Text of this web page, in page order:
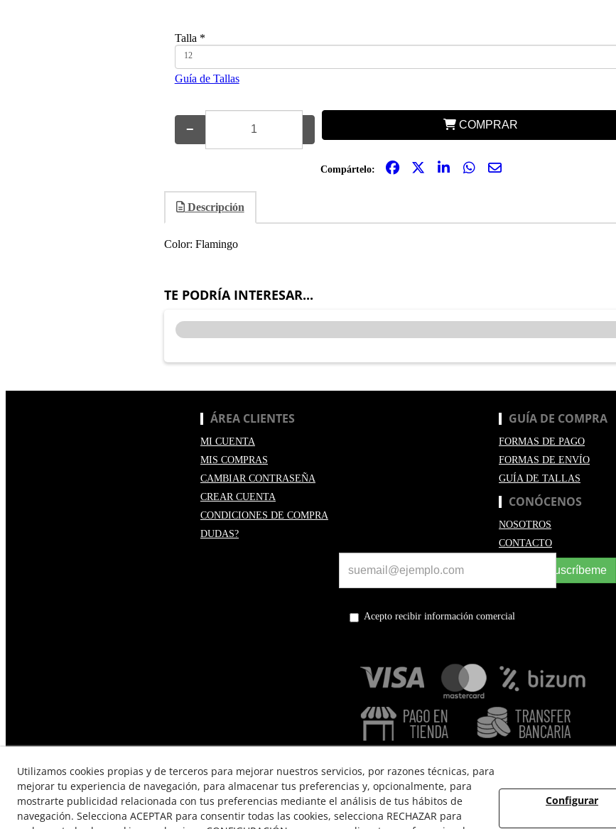
Talla *
12
Guía de Tallas
− COMPRAR
Compártelo:
Descripción
Color: Flamingo
TE PODRÍA INTERESAR...
ÁREA CLIENTES
MI CUENTA
MIS COMPRAS
CAMBIAR CONTRASEÑA
CREAR CUENTA
CONDICIONES DE COMPRA
DUDAS?
GUÍA DE COMPRA
FORMAS DE PAGO
FORMAS DE ENVÍO
GUÍA DE TALLAS
CONÓCENOS
NOSOTROS
CONTACTO
Suscríbeme
Acepto recibir información comercial
TÉRMINOS Y CONDICIONES DE USO POLÍTICA DE PRIVACIDAD POLÍTICA DE COOKIES
Utilizamos cookies propias y de terceros para mejorar nuestros servicios, por razones técnicas, para
mejorar tu experiencia de navegación, para almacenar tus preferencias y, opcionalmente, para
mostrarte publicidad relacionada con tus preferencias mediante el análisis de tus hábitos de
navegación. Selecciona ACEPTAR para consentir todas las cookies, selecciona RECHAZAR para
Configurar